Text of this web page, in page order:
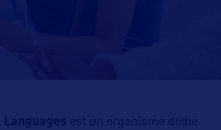
est un organisme dédié